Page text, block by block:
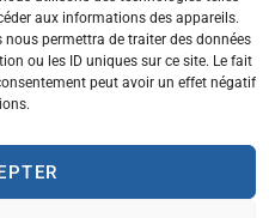
aux informations des appareils.
permettra de traiter des données
ou les ID uniques sur ce site. Le fait
peut avoir un effet négatif
des cookies Contactez-nous